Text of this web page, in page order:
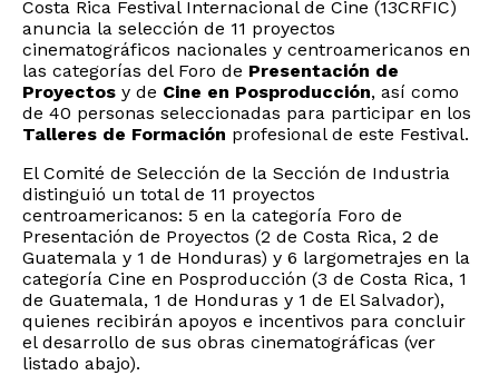
Costa Rica Festival Internacional de Cine (13CRFIC)
anuncia la selección de 11 proyectos
cinematográficos nacionales y centroamericanos en
las categorías del Foro de Presentación de
Proyectos y de Cine en Posproducción, así como
de 40 personas seleccionadas para participar en los
Talleres de Formación profesional de este Festival.
El Comité de Selección de la Sección de Industria
distinguió un total de 11 proyectos
centroamericanos: 5 en la categoría Foro de
Presentación de Proyectos (2 de Costa Rica, 2 de
Guatemala y 1 de Honduras) y 6 largometrajes en la
categoría Cine en Posproducción (3 de Costa Rica, 1
de Guatemala, 1 de Honduras y 1 de El Salvador),
quienes recibirán apoyos e incentivos para concluir
el desarrollo de sus obras cinematográficas (ver
listado abajo).